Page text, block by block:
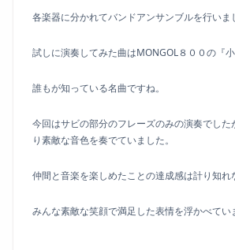
各楽器に分かれてバンドアンサンブルを行いま
試しに演奏してみた曲はMONGOL８００の『小
誰もが知っている名曲ですね。
今回はサビの部分のフレーズのみの演奏でした
り素敵な音色を奏でていました。
仲間と音楽を楽しめたことの達成感は計り知れ
みんな素敵な笑顔で満足した表情を浮かべてい